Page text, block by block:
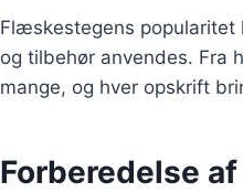
Flæskestegens popularitet
og tilbehør anvendes. Fra
mange, og hver opskrift
Forberedelse